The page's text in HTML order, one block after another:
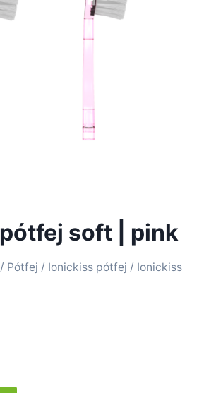
soft | pink
/ Pótfej / Ionickiss pótfej / Ionickiss